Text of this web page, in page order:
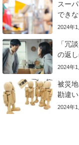
スー
できな
2024年1
「冗
の返
2024年1
被災
勘違
2024年1